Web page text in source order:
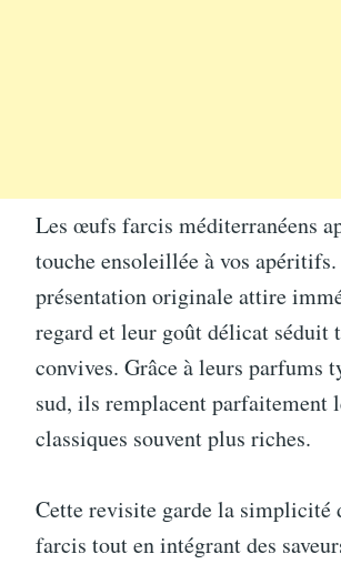
Les œufs farcis méditerranéens
touche ensoleillée à vos
présentation originale attire
regard et leur goût délicat séduit
convives. Grâce à leurs parfums
sud, ils remplacent parfaitement
classiques souvent plus riches.
Cette revisite garde la simplicité
farcis tout en intégrant des